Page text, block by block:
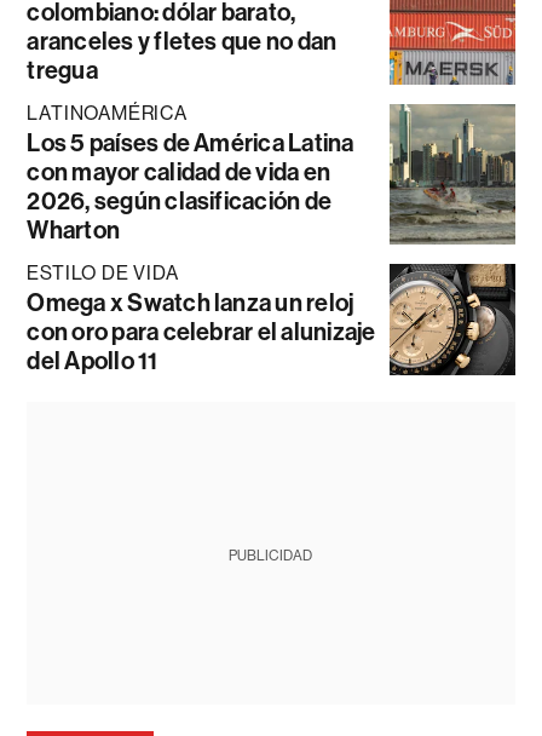
colombiano: dólar barato,
aranceles y fletes que no dan
tregua
LATINOAMÉRICA
Los 5 países de América Latina
con mayor calidad de vida en
2026, según clasificación de
Wharton
ESTILO DE VIDA
Omega x Swatch lanza un reloj
con oro para celebrar el alunizaje
del Apollo 11
PUBLICIDAD